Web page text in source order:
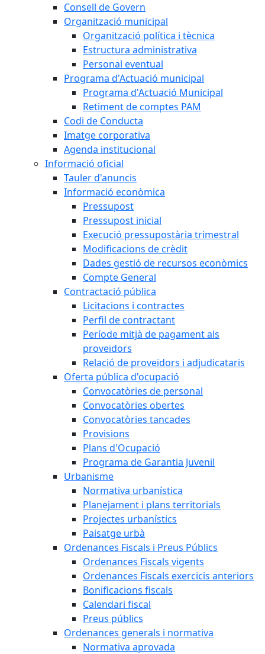
Consell de Govern
Organització municipal
Organització política i tècnica
Estructura administrativa
Personal eventual
Programa d'Actuació municipal
Programa d'Actuació Municipal
Retiment de comptes PAM
Codi de Conducta
Imatge corporativa
Agenda institucional
Informació oficial
Tauler d'anuncis
Informació econòmica
Pressupost
Pressupost inicial
Execució pressupostària trimestral
Modificacions de crèdit
Dades gestió de recursos econòmics
Compte General
Contractació pública
Licitacions i contractes
Perfil de contractant
Període mitjà de pagament als
proveïdors
Relació de proveïdors i adjudicataris
Oferta pública d'ocupació
Convocatòries de personal
Convocatòries obertes
Convocatòries tancades
Provisions
Plans d'Ocupació
Programa de Garantia Juvenil
Urbanisme
Normativa urbanística
Planejament i plans territorials
Projectes urbanístics
Paisatge urbà
Ordenances Fiscals i Preus Públics
Ordenances Fiscals vigents
Ordenances Fiscals exercicis anteriors
Bonificacions fiscals
Calendari fiscal
Preus públics
Ordenances generals i normativa
Normativa aprovada